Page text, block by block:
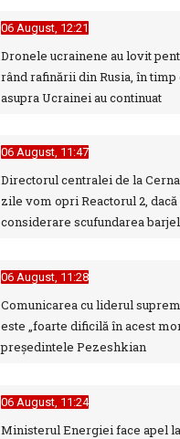
06 August, 12:21
Dronele ucrainene au lovit
rând rafinării din Rusia, în
asupra Ucrainei au continuat
06 August, 11:47
Directorul centralei de la
zile vom opri Reactorul 2,
considerare scufundarea
06 August, 11:28
Comunicarea cu liderul
este „foarte dificilă în acest
preşedintele Pezeshkian
06 August, 11:24
Ministerul Energiei face apel